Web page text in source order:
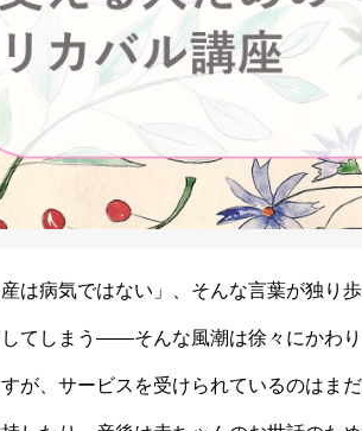
産は病気ではない」、そんな言葉が独り
てしまう――そんな風潮は徐々にかわ
が、サービスを受けられているのはま